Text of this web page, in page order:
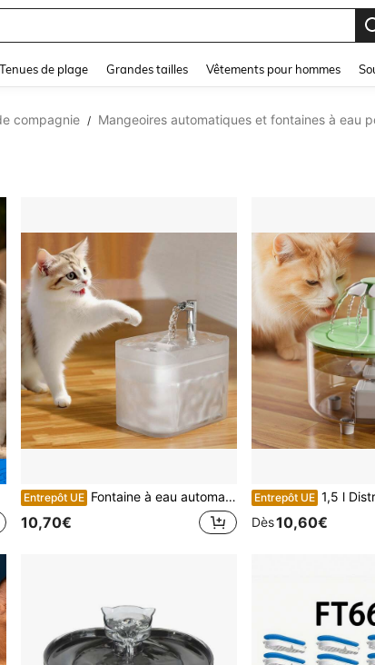
Tenues de plage Grandes tailles Vêtements pour hommes
compagnie / Mangeoires automatiques et fontaines à eau
Entrepôt UE Fontaine à eau automatique pour chats 1,5 L, bol à boire pour animaux de compagnie avec circulation d'eau, station d'hydratation pour chats et chiens
10,70€
Entrepôt UE 1,5 l Distributeur d'eau
Dès10,60€